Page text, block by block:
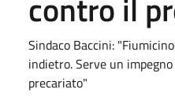
contro il
Sindaco Baccini:
indietro. Serve un
precariato"